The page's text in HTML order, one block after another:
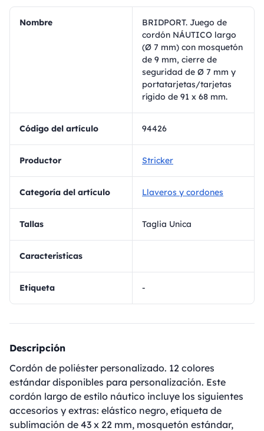
Nombre
BRIDPORT. Juego de
cordón NÁUTICO largo
(Ø 7 mm) con mosquetón
de 9 mm, cierre de
seguridad de Ø 7 mm y
portatarjetas/tarjetas
rígido de 91 x 68 mm.
Código del artículo 94426
Productor Stricker
Categoría del artículo Llaveros y cordones
Tallas Taglia Unica
Caracteristicas
Etiqueta -
Descripción
Cordón de poliéster personalizado. 12 colores
estándar disponibles para personalización. Este
cordón largo de estilo náutico incluye los siguientes
accesorios y extras: elástico negro, etiqueta de
sublimación de 43 x 22 mm, mosquetón estándar,